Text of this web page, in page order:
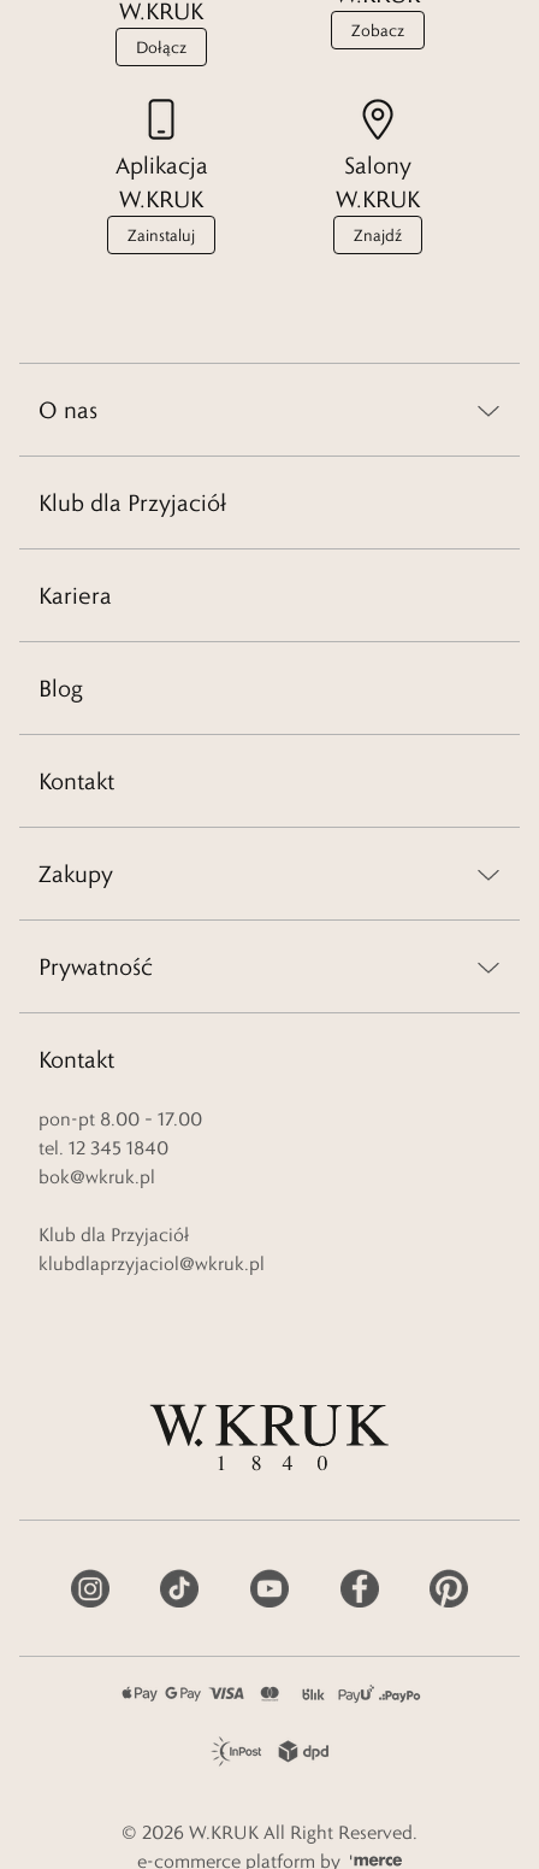
W.KRUK
Dołącz
Zobacz
Aplikacja
W.KRUK
Zainstaluj
Salony
W.KRUK
Znajdź
O nas
Klub dla Przyjaciół
Kariera
Blog
Kontakt
Zakupy
Prywatność
Kontakt
pon-pt 8.00 – 17.00
tel. 12 345 1840
bok@wkruk.pl
Klub dla Przyjaciół
klubdlaprzyjaciol@wkruk.pl
© 2026 W.KRUK All Right Reserved.
e-commerce platform by